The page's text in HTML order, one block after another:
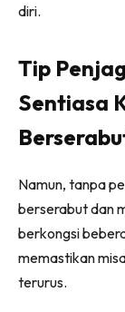
diri.
Tip
Sentiasa
Namun, tanpa
berserabut dan
berkongsi
memastikan
terurus.